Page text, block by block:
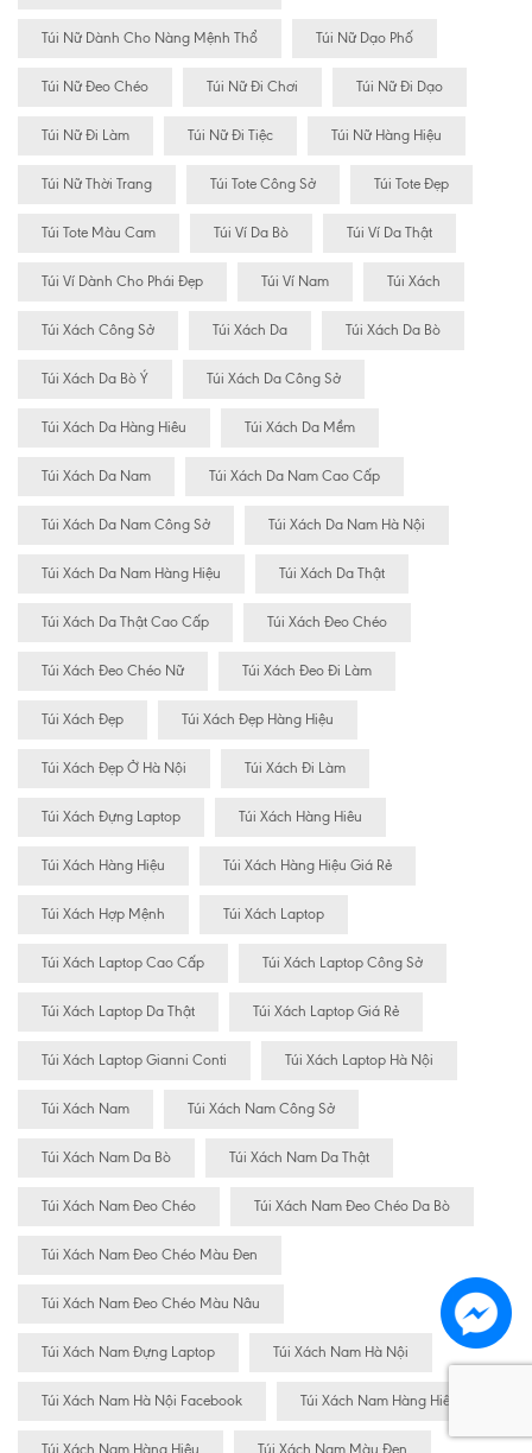
Túi Nữ Dành Cho Nàng Mệnh Thổ Túi Nữ Dạo Phố
Túi Nữ Đeo Chéo Túi Nữ Đi Chơi Túi Nữ Đi Dạo
Túi Nữ Đi Làm Túi Nữ Đi Tiệc Túi Nữ Hàng Hiệu
Túi Nữ Thời Trang Túi Tote Công Sở Túi Tote Đẹp
Túi Tote Màu Cam Túi Ví Da Bò Túi Ví Da Thật
Túi Ví Dành Cho Phái Đẹp Túi Ví Nam Túi Xách
Túi Xách Công Sở Túi Xách Da Túi Xách Da Bò
Túi Xách Da Bò Ý Túi Xách Da Công Sở
Túi Xách Da Hàng Hiêu Túi Xách Da Mềm
Túi Xách Da Nam Túi Xách Da Nam Cao Cấp
Túi Xách Da Nam Công Sở Túi Xách Da Nam Hà Nội
Túi Xách Da Nam Hàng Hiệu Túi Xách Da Thật
Túi Xách Da Thật Cao Cấp Túi Xách Đeo Chéo
Túi Xách Đeo Chéo Nữ Túi Xách Đeo Đi Làm
Túi Xách Đẹp Túi Xách Đẹp Hàng Hiệu
Túi Xách Đẹp Ở Hà Nội Túi Xách Đi Làm
Túi Xách Đựng Laptop Túi Xách Hàng Hiêu
Túi Xách Hàng Hiệu Túi Xách Hàng Hiệu Giá Rẻ
Túi Xách Hợp Mệnh Túi Xách Laptop
Túi Xách Laptop Cao Cấp Túi Xách Laptop Công Sở
Túi Xách Laptop Da Thật Túi Xách Laptop Giá Rẻ
Túi Xách Laptop Gianni Conti Túi Xách Laptop Hà Nội
Túi Xách Nam Túi Xách Nam Công Sở
Túi Xách Nam Da Bò Túi Xách Nam Da Thật
Túi Xách Nam Đeo Chéo Túi Xách Nam Đeo Chéo Da Bò
Túi Xách Nam Đeo Chéo Màu Đen
Túi Xách Nam Đeo Chéo Màu Nâu
Túi Xách Nam Đựng Laptop Túi Xách Nam Hà Nội
Túi Xách Nam Hà Nội Facebook Túi Xách Nam Hàng Hiêu